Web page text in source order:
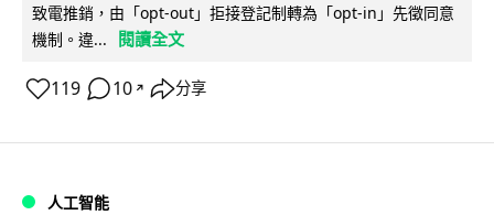
致電推銷，由「opt-out」拒接登記制轉為「opt-in」先徵同意
機制。違...
閱讀全文
119 10 ↗ 分享
人工智能